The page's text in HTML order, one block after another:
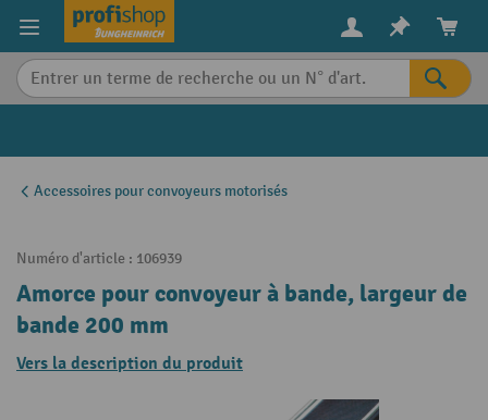
content
Accessoires pour convoyeurs motorisés
Numéro d'article : 106939
Amorce pour convoyeur à bande, largeur de
bande 200 mm
Vers la description du produit